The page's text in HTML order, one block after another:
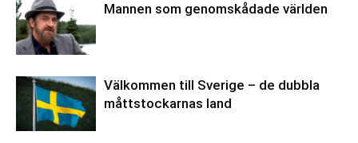
Mannen som genomskådade världen
Välkommen till Sverige – de dubbla
måttstockarnas land